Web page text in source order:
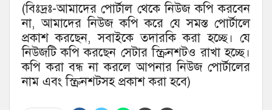
(বিঃদ্রঃ-আমাদের পোর্টাল থেকে নিউজ কপি করবেন
না, আমাদের নিউজ কপি করে যে সমস্ত পোর্টালে
প্রকাশ করছেন, সবাইকে তদারকি করা হচ্ছে। যে
নিউজটি কপি করছেন সেটার স্ক্রিনশটও রাখা হচ্ছে।
কপি করা বন্ধ না করলে আপনার নিউজ পোর্টালের
নাম এবং স্ক্রিনশটসহ প্রকাশ করা হবে)